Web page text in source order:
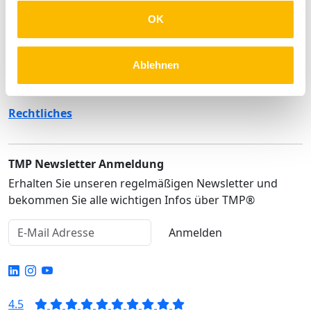
OK
Ablehnen
Service
Rechtliches
TMP Newsletter Anmeldung
Erhalten Sie unseren regelmäßigen Newsletter und
bekommen Sie alle wichtigen Infos über TMP®
Anmelden
4.5